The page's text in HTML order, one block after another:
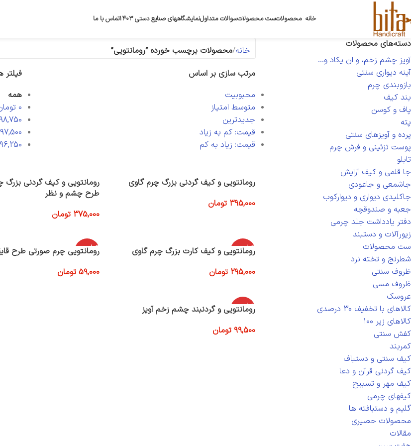
خانه محصولاتست محصولاتسوالات متداولنمایشگاههای صنایع دستی ۱۴۰۳ تماس با ما
دسته‌های محصولات
آویز چشم زخم، و ان یکاد و...
آینه دیواری سنتی
بازوبندی چرم
بند کیف
پاف و کوسن
پته
پرده و آویزهای سنتی
پوست تزئینی و فرش چرم
تابلو
جا قلمی و کیف آرایش
جاشمعی و جاعودی
جاکلیدی دیواری و دیوارکوب
جعبه و صندوقچه
دفتر یادداشت جلد چرمی
زیورآلات و دستبند
ست محصولات
شطرنج و تخته نرد
ظروف سنتی
ظروف مسی
عروسک
کالاهای با تخفیف 30 درصدی
کالاهای زیر ۱۰۰
کفش سنتی
کمربند
کیف سنتی و دستباف
کیف گردنی قرآن و دعا
کیف مهر و تسبیح
کیفهای چرمی
گلیم و دستبافته ها
محصولات حصیری
مقالات
خانه محصولات برچسب خورده “رومانتویی”
مرتب سازی بر اساس
محبوبیت
متوسط امتیاز
جدیدترین
قیمت: کم به زیاد
قیمت: زیاد به کم
فیلتر
همه
0
98,750
رومانتویی و کیف گردنی بزرگ چرم گاوی
395,000 تومان
رومانتویی و کیف گردنی بزرگ
طرح چشم و نظر
375,000 تومان
اتمام موج
ودی
رومانتویی و کیف کارت بزرگ چرم گاوی
295,000 تومان
اتمام موج
ودی
رومانتویی چرم صورتی طرح
59,000 تومان
اتمام موج
ودی
رومانتویی و گردنبند چشم زخم آویز
99,500 تومان